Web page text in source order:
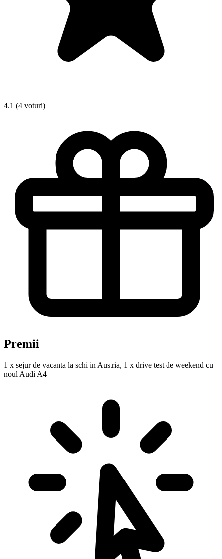
4.1 (4 voturi)
Premii
1 x sejur de vacanta la schi in Austria, 1 x drive test de weekend cu
noul Audi A4